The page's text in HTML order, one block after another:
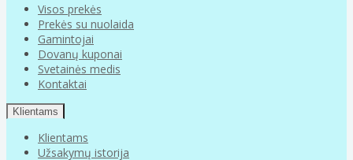
Visos prekės
Prekės su nuolaida
Gamintojai
Dovanų kuponai
Svetainės medis
Kontaktai
Klientams
Klientams
Užsakymų istorija